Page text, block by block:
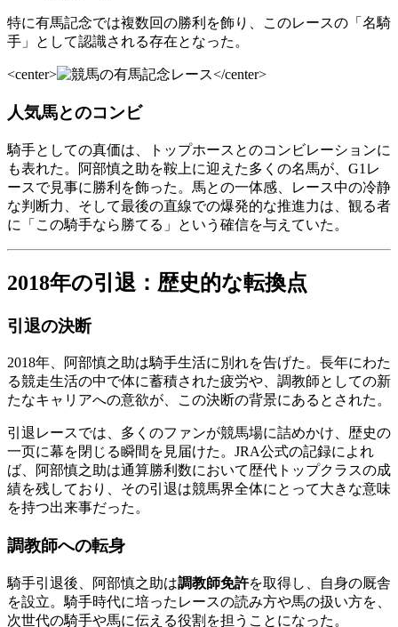
特に有馬記念では複数回の勝利を飾り、このレースの「名騎
手」として認識される存在となった。
<center> </center>
人気馬とのコンビ
騎手としての真価は、トップホースとのコンビレーションに
も表れた。阿部慎之助を鞍上に迎えた多くの名馬が、G1レ
ースで見事に勝利を飾った。馬との一体感、レース中の冷静
な判断力、そして最後の直線での爆発的な推進力は、観る者
に「この騎手なら勝てる」という確信を与えていた。
2018年の引退：歴史的な転換点
引退の決断
2018年、阿部慎之助は騎手生活に別れを告げた。長年にわた
る競走生活の中で体に蓄積された疲労や、調教師としての新
たなキャリアへの意欲が、この決断の背景にあるとされた。
引退レースでは、多くのファンが競馬場に詰めかけ、歴史の
一页に幕を閉じる瞬間を見届けた。JRA公式の記録によれ
ば、阿部慎之助は通算勝利数において歴代トップクラスの成
績を残しており、その引退は競馬界全体にとって大きな意味
を持つ出来事だった。
調教師への転身
騎手引退後、阿部慎之助は調教師免許を取得し、自身の厩舎
を設立。騎手時代に培ったレースの読み方や馬の扱い方を、
次世代の騎手や馬に伝える役割を担うことになった。